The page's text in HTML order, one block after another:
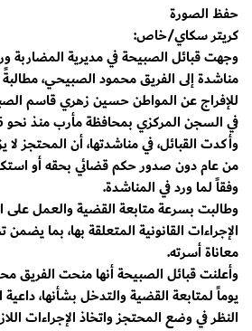
حفظ الصورة
كريتر سكاي/خاص:
وجهت قبائل الصبيحة في مديرية المضاربة
مناشدة إلى الفريق محمود الصبيحي، مطالبةً
للإفراج عن المواطن حسين زهري قاسم
في السجن المركزي بمحافظة مأرب منذ نحو 16 شهراً.
وأكدت القبائل، في مناشدتها، أن المحتجز لا
من عام دون صدور حكم قضائي بحقه أو
وفقاً لما ورد في المناشدة.
وطالبت بسرعة متابعة القضية والعمل على
الإجراءات القانونية المتعلقة بها، بما يضمن
معاناة أسرته.
يوماً لمتابعة القضية والتدخل بشأنها،
النظر في وضع المحتجز واتخاذ الإجراءات